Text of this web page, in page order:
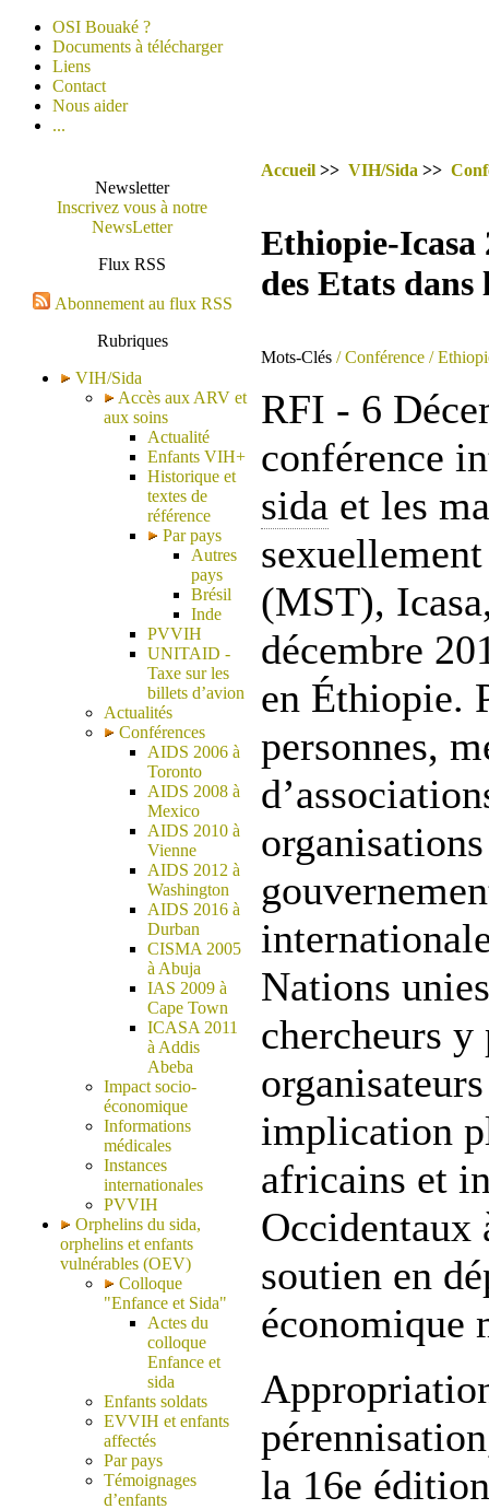
OSI Bouaké ?
Documents à télécharger
Liens
Contact
Nous aider
...
Newsletter
Inscrivez vous à notre
NewsLetter
Flux RSS
Abonnement au flux RSS
Rubriques
VIH/Sida
Accès aux ARV et
aux soins
Actualité
Enfants VIH+
Historique et
textes de
référence
Par pays
Autres
pays
Brésil
Inde
PVVIH
UNITAID -
Taxe sur les
billets d’avion
Actualités
Conférences
AIDS 2006 à
Toronto
AIDS 2008 à
Mexico
AIDS 2010 à
Vienne
AIDS 2012 à
Washington
AIDS 2016 à
Durban
CISMA 2005
à Abuja
IAS 2009 à
Cape Town
ICASA 2011
à Addis
Abeba
Impact socio-
économique
Informations
médicales
Instances
internationales
PVVIH
Orphelins du sida,
orphelins et enfants
vulnérables (OEV)
Colloque
"Enfance et Sida"
Actes du
colloque
Enfance et
sida
Enfants soldats
EVVIH et enfants
affectés
Par pays
Témoignages
d’enfants
Accueil >> VIH/Sida >>
Ethiopie-Icasa
des Etats
Mots-Clés / Conférence /
RFI - 6
conférence
sida et les
(MST),
décembre
en Éthiopie.
personnes,
Nations
chercheurs
implication
africains et
Occidentaux
soutien en
économique
la 16e